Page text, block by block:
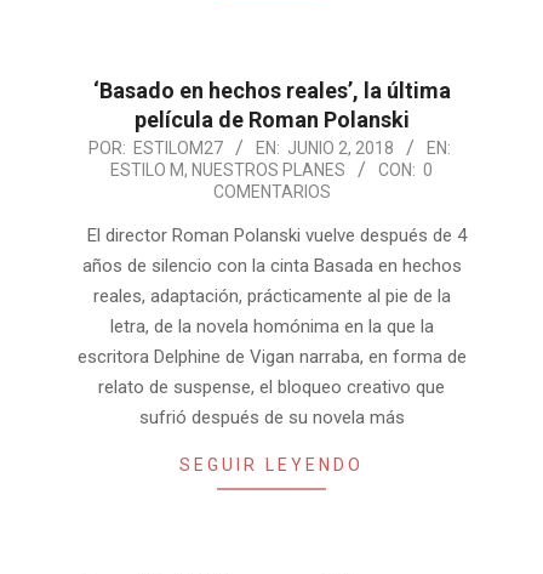
‘Basado en hechos reales’, la última
película de Roman Polanski
2018-
POR: ESTILOM27 EN: JUNIO 2, 2018
EN:
ESTILO M, NUESTROS PLANES CON: 0
COMENTARIOS
El director Roman Polanski vuelve después de 4
años de silencio con la cinta Basada en hechos
reales, adaptación, prácticamente al pie de la
letra, de la novela homónima en la que la
escritora Delphine de Vigan narraba, en forma de
relato de suspense, el bloqueo creativo que
sufrió después de su novela más
SEGUIR LEYENDO